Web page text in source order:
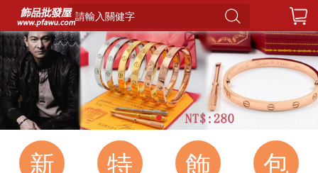
請輸入關健字
1
新 特 飾 包